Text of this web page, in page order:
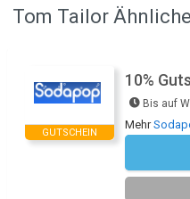
Tom Tailor
GUTSCHEIN
10%
Bis auf
Mehr